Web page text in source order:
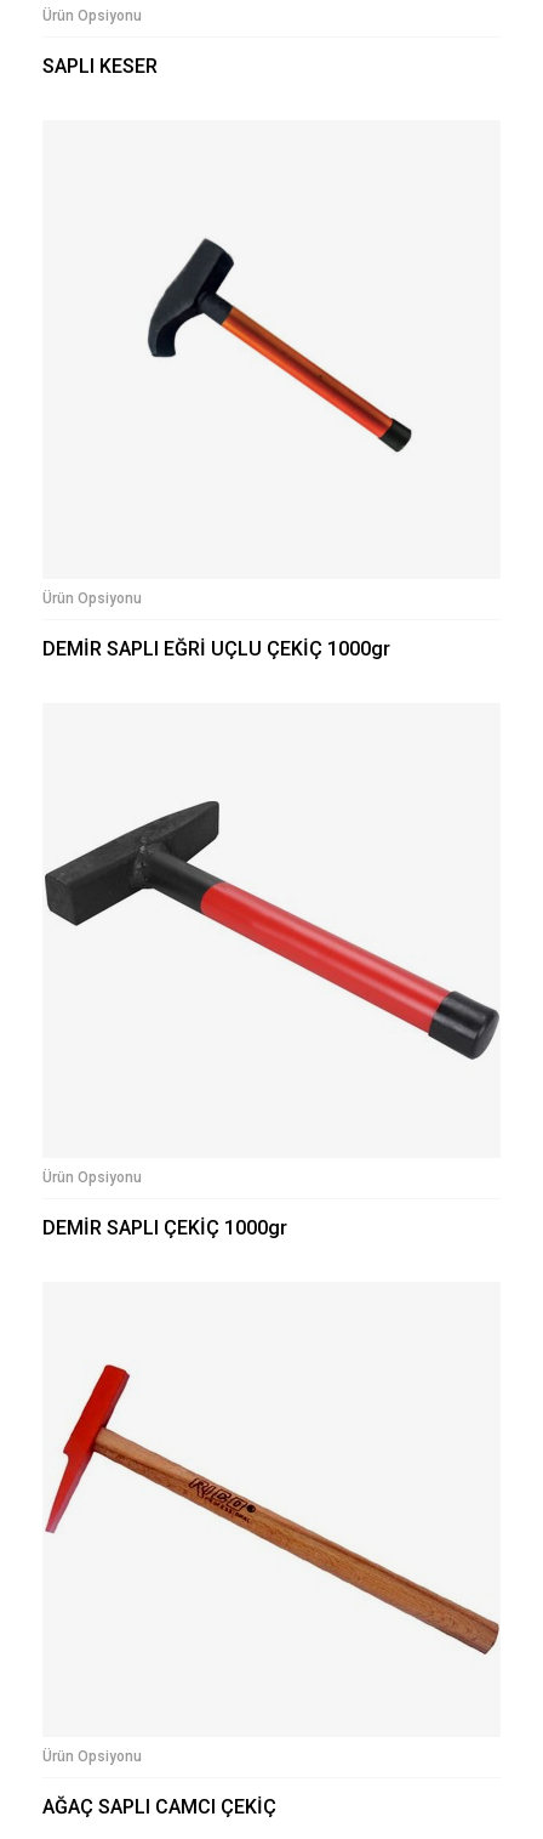
Ürün Opsiyonu
SAPLI KESER
Ürün Opsiyonu
DEMİR SAPLI EĞRİ UÇLU ÇEKİÇ 1000gr
Ürün Opsiyonu
DEMİR SAPLI ÇEKİÇ 1000gr
Ürün Opsiyonu
AĞAÇ SAPLI CAMCI ÇEKİÇ